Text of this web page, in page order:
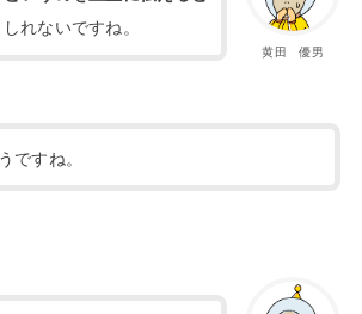
黄田 優男
れないですね。
ですね。